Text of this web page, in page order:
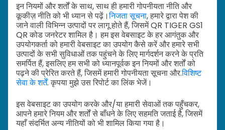
इन नियमों और शर्तों के साथ, साथ ही हमारी गोपनीयता नीति और
कूकीज़ नीति को भी ध्यान से पढ़ें।निजता सूचना, हमारे द्वारा पेश की
जाने वाली विभिन्न उत्पादों पर लागू होते हैं, जिसमें QR TIGER GS1
QR कोड जनरेटर शामिल है। हम इस वेबसाइट के हर आगंतुक और
उपयोगकर्ता को हमारी वेबसाइट का उपयोग कैसे करें और हमारे सभी
उत्पादों के सभी सुविधाओं तक पहुंचने के लिए मार्गदर्शन करने के प्रति
समर्पित हैं, इसलिए हम सभी को ध्यानपूर्वक इन नियमों और शर्तों को
पढ़ने की प्रेरित करते हैं, जिसमें हमारी गोपनीयता सूचना और.विशिष्ट
सेवा के शर्तें. कृपया मुझे उस रिपोर्ट का लिंक भेजें।
इस वेबसाइट का उपयोग करके और/या हमारी सेवाओं तक पहुँचकर,
आपने हमारे नियम और शर्तों से बाँधने के लिए सहमति जताई है, जिसमें
यहाँ संदर्भित अन्य नीतियों को भी शामिल किया गया है।